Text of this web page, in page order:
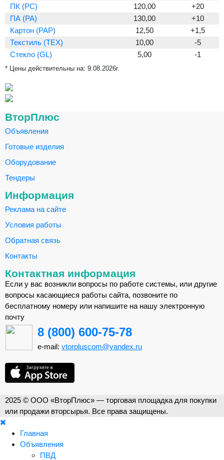
ПК (PC)
120,00
+20
ПА (PA)
130,00
+10
Картон (PAP)
12,50
+1,5
Текстиль (TEX)
10,00
-5
Стекло (GL)
5,00 -1
* Цены действительны на: 9.08.2026г.
ВторПлюс
Объявления
Готовые изделия
Оборудование
Тендеры
Информация
Реклама на сайте
Условия работы
Обратная связь
Контакты
Контактная информация
Если у вас возникли вопросы по работе системы, или другие
вопросы касающиеся работы сайта, позвоните по
бесплатному номеру или напишите на нашу электронную
почту
8 (800) 600-75-78
e-mail: vtorpluscom@yandex.ru
2025 © ООО «ВторПлюс» — торговая площадка для покупки
или продажи вторсырья. Все права защищены.
Главная
Объявления
ПВД